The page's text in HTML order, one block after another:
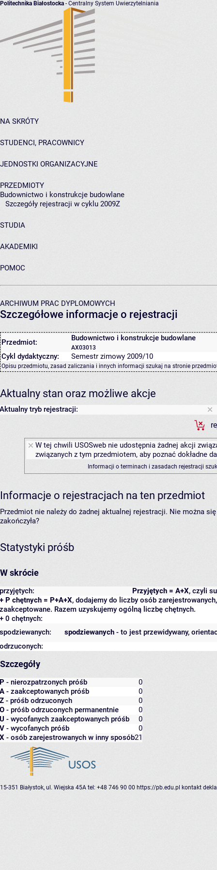
Politechnika Białostocka - Centralny System Uwierzytelniania
NA SKRÓTY
STUDENCI, PRACOWNICY
JEDNOSTKI ORGANIZACYJNE
PRZEDMIOTY
Budownictwo i konstrukcje budowlane
Szczegóły rejestracji w cyklu 2009Z
STUDIA
AKADEMIKI
POMOC
ARCHIWUM PRAC DYPLOMOWYCH
Szczegółowe informacje o rejestracji
Przedmiot: Budownictwo i konstrukcje budowlane
AX03013
Cykl dydaktyczny: Semestr zimowy 2009/10
Opisu przedmiotu, zasad zaliczania i innych informacji szukaj na stronie
Aktualny stan oraz możliwe akcje
Aktualny tryb rejestracji:
W tej chwili USOSweb nie udostępnia żadnej akcji
związanych z tym przedmiotem, aby poznać dokładne
Informacji o terminach i zasadach rejestracji
Informacje o rejestracjach na ten przedmiot
Przedmiot nie należy do żadnej aktualnej rejestracji. Nie można
zakończyła?
Statystyki próśb
W skrócie
Przyjętych = A+X, czyli
przyjętych:
+ P chętnych = P+A+X, dodajemy do liczby osób
zaakceptowane. Razem uzyskujemy ogólną liczbę chętnych.
+ 0 chętnych:
spodziewanych - to jest przewidywany,
spodziewanych:
odrzuconych:
Szczegóły
P - nierozpatrzonych próśb
0
A - zaakceptowanych próśb
0
Z - próśb odrzuconych
0
O - próśb odrzuconych permanentnie
0
U - wycofanych zaakceptowanych próśb
0
V - wycofanych próśb
0
X - osób zarejestrowanych w inny sposób21
15-351 Białystok, ul. Wiejska 45A tel: +48 746 90 00 https://pb.edu.pl kontakt